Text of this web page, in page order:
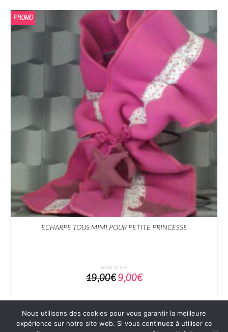
PROMO
ECHARPE TOUS MIMI POUR PETITE PRINCESSE
NON NOTÉ
19,00€Le
prix
était :
9,00€Le
prix
est :
Nous utilisons des cookies pour vous garantir la meilleure
expérience sur notre site web. Si vous continuez à utiliser ce